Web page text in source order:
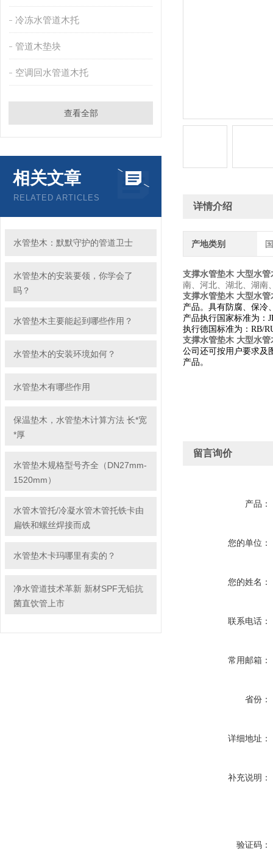
冷冻水管道木托
管道木垫块
空调回水管道木托
查看全部
相关文章
RELATED ARTICLES
水管垫木：默默守护的管道卫士
水管垫木的安装要领，你学会了
吗？
水管垫木主要能起到哪些作用？
水管垫木的安装环境如何？
水管垫木有哪些作用
保温垫木，水管垫木计算方法 长*宽
*厚
水管垫木规格型号齐全（DN27mm-
1520mm）
水管木管托/冷凝水管木管托铁卡由
扁铁和螺丝焊接而成
水管垫木卡玛哪里有卖的？
净水管道技术革新 新材SPF无铅抗
菌直饮管上市
详情介绍
产地类别
支撑水管垫木 大型水管
南、河北、湖北、湖南
支撑水管垫木 大型水管
产品。具有防腐、保冷
产品执行国家标准为：
执行德国标准为：RB/
支撑水管垫木 大型水管
公司还可按用户要求及
产品。
留言询价
产品：
您的单位：
您的姓名：
联系电话：
常用邮箱：
省份：
详细地址：
补充说明：
验证码：